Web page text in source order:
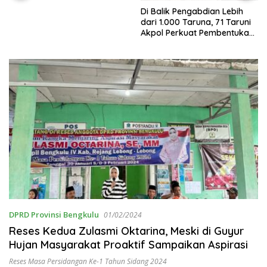
Di Balik Pengabdian Lebih
dari 1.000 Taruna, 71 Taruni
Akpol Perkuat Pembentukan
DPRD Provinsi Bengkulu 01/02/2024
Reses Kedua Zulasmi Oktarina, Meski di Guyur
Hujan Masyarakat Proaktif Sampaikan Aspirasi
Reses Masa Persidangan Ke-1 Tahun Sidang 2024